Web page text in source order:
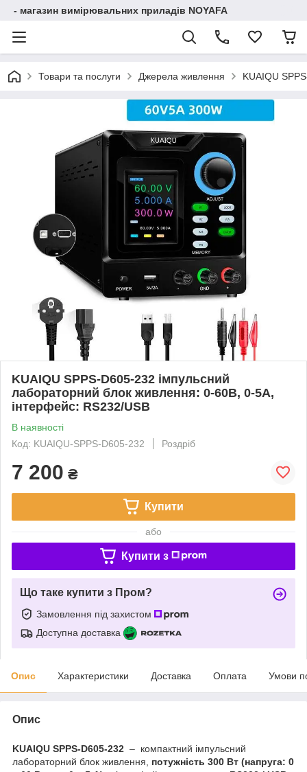
- магазин вимірювальних приладів NOYAFA
Товари та послуги Джерела живлення KUAIQU
KUAIQU SPPS-D605-232 імпульсний
лабораторний блок живлення: 0-60В, 0-5A,
інтерфейс: RS232/USB
В наявності
Код: KUAIQU-SPPS-D605-232
Роздріб
7 200 ₴
Купити
або
Купити з
Що таке купити з Пром?
Замовлення під захистом
Доступна доставка
Опис Характеристики Доставка Оплата Умови
Опис
KUAIQU SPPS-D605-232 – компактний імпульсний
лабораторний блок живлення, потужність 300 Вт (напруга: 0